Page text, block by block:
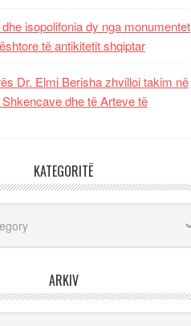
isopolifonia dy nga monumentet
të antikitetit shqiptar
Dr. Elmi Berisha zhvilloi takim në
dhe të Arteve të
KATEGORITË
ARKIV